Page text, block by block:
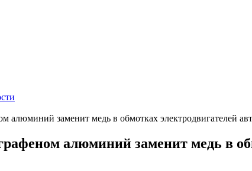
заменит медь в обмотках электродвигателей
алюминий заменит медь в